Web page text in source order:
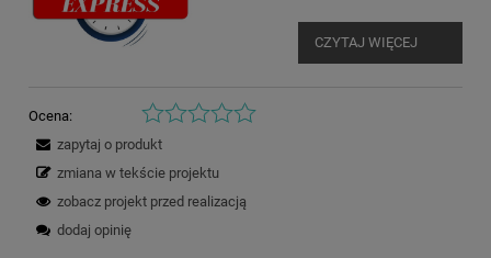
CZYTAJ WIĘCEJ
Ocena:
zapytaj o produkt
zmiana w tekście projektu
zobacz projekt przed realizacją
dodaj opinię